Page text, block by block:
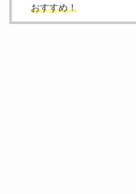
おすすめ！